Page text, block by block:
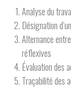
Analyse du
Désignation
Alternance
réflexives
Évaluation des
Traçabilité des